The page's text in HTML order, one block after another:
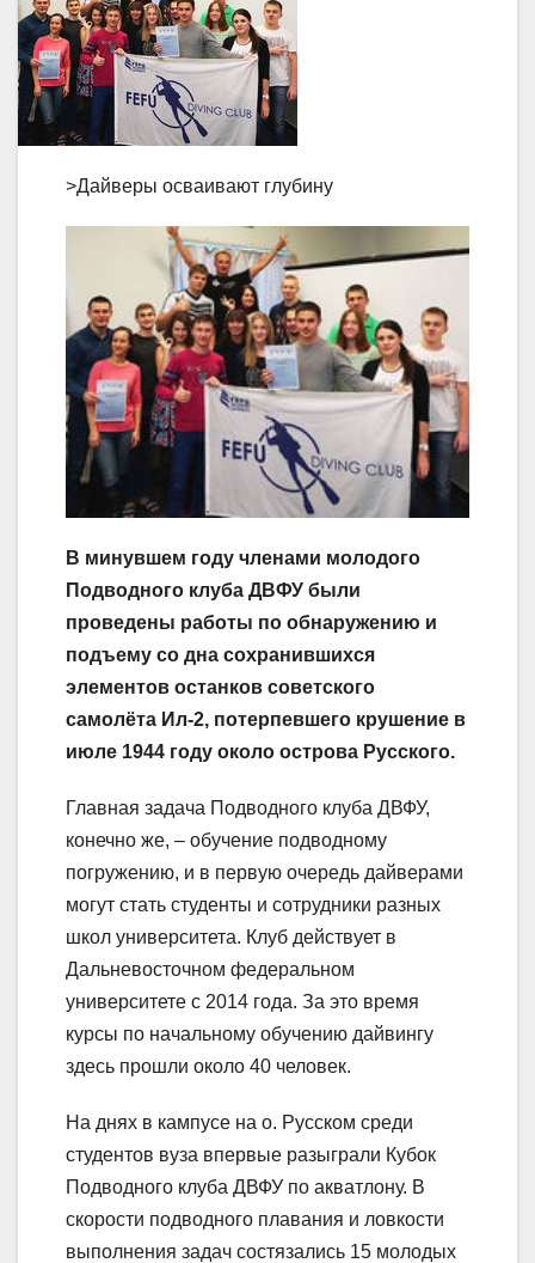
>Дайверы осваивают глубину
В минувшем году членами молодого
Подводного клуба ДВФУ были
проведены работы по обнаружению и
подъему со дна сохранившихся
элементов останков советского
самолёта Ил-2, потерпевшего крушение в
июле 1944 году около острова Русского.
Главная задача Подводного клуба ДВФУ,
конечно же, – обучение подводному
погружению, и в первую очередь дайверами
могут стать студенты и сотрудники разных
школ университета. Клуб действует в
Дальневосточном федеральном
университете с 2014 года. За это время
курсы по начальному обучению дайвингу
здесь прошли около 40 человек.
На днях в кампусе на о. Русском среди
студентов вуза впервые разыграли Кубок
Подводного клуба ДВФУ по акватлону. В
скорости подводного плавания и ловкости
выполнения задач состязались 15 молодых